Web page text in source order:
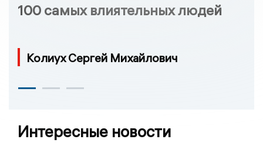
100 самых влиятельных людей
Колиух Сергей Михайлович
Интересные новости